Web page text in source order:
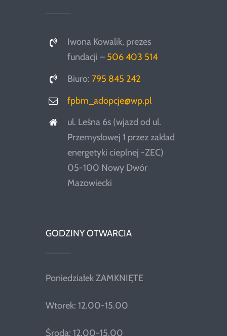
Iwona Kowalik, prezes
fundacji – 506 403 514
Biuro:795 845 242
fpbm_adopcje@wp.pl
ul. Leśna 6s (wjazd od ul.
Przemysłowej 1 przez zakład
energetyki cieplnej -ZEC)
05-100 Nowy Dwór
Mazowiecki
GODZINY OTWARCIA
Poniedziałek ZAMKNIĘTE
Wtorek: 12.00-15.00
Środa: 12.00-15.00